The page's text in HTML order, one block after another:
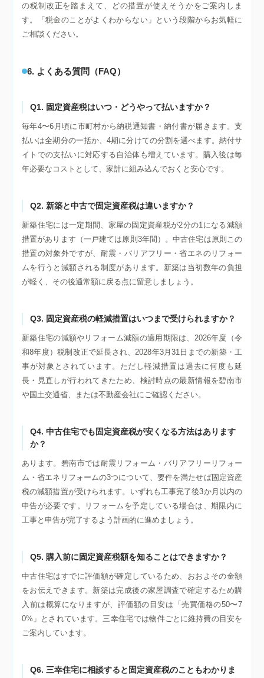
の税制改正を踏まえて、どの措置が使えそうかをご案内しま
す。「税金のことがよくわからない」という段階からお気軽に
ご相談ください。
6. よくある質問（FAQ）
Q1. 固定資産税はいつ・どうやって払いますか？
毎年4〜6月頃に市町村から納税通知書・納付書が届きます。支
払いは全期分の一括か、4期に分けての分割を選べます。納付サ
イトでの支払いに対応する自治体も増えています。購入後は毎
年必要なコストとして、家計に組み込んでおくと安心です。
Q2. 新築と中古で固定資産税は違いますか？
新築住宅には一定期間、家屋の固定資産税が2分の1になる減額
措置があります（一戸建ては原則3年間）。中古住宅は原則この
措置の対象外ですが、耐震・バリアフリー・省エネのリフォー
ムを行うと減額される制度があります。新築は当初数年の負担
が軽く、その後通常額に戻る点に留意しましょう。
Q3. 固定資産税の軽減措置はいつまで受けられますか？
新築住宅の減額やリフォーム減額の適用期限は、2026年度（令
和8年度）税制改正で延長され、2028年3月31日までの新築・工
事が対象とされています。ただし軽減措置は過去に何度も延
長・見直しが行われてきたため、検討時点の最新情報を碧南市
や国土交通省、または不動産会社にご確認ください。
Q4. 中古住宅でも固定資産税が安くなる方法はあります
か？
あります。碧南市では耐震リフォーム・バリアフリーリフォー
ム・省エネリフォームの3つについて、要件を満たせば固定資産
税の減額措置が受けられます。いずれも工事完了後3か月以内の
申告が必要です。リフォームを予定している場合は、期限内に
工事と申告が完了するよう計画的に進めましょう。
Q5. 購入前に固定資産税額を知ることはできますか？
中古住宅はすでに評価額が確定しているため、おおよその金額
をお伝えできます。新築は完成後の家屋調査で確定するため購
入前は概算になりますが、評価額の目安は「売買価格の50〜7
0%」とされています。三幸住宅では物件ごとに維持費の目安を
ご案内しています。
Q6. 三幸住宅に相談すると固定資産税のこともわかりま